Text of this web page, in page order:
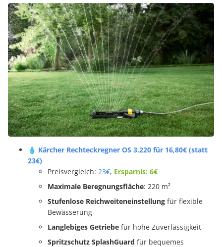
💧 Kärcher Rechteckregner OS 3.220 für 16,80€ (statt
23€)
Preisvergleich: 23€, Ersparnis: 6€
Maximale Beregnungsfläche: 220 m²
Stufenlose Reichweiteneinstellung für flexible
Bewässerung
Langlebiges Getriebe für hohe Zuverlässigkeit
Spritzschutz SplashGuard für bequemes